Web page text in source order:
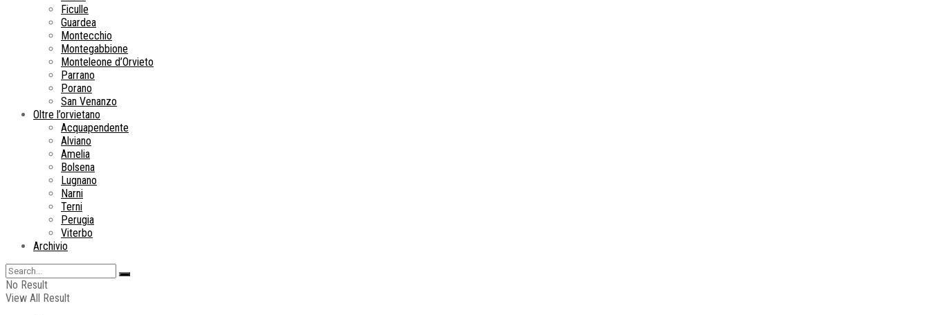
Ficulle
Guardea
Montecchio
Montegabbione
Monteleone d’Orvieto
Parrano
Porano
San Venanzo
Oltre l’orvietano
Acquapendente
Alviano
Amelia
Bolsena
Lugnano
Narni
Terni
Perugia
Viterbo
Archivio
No Result
View All Result